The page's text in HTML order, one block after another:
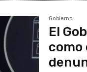
Gobierno
El
como